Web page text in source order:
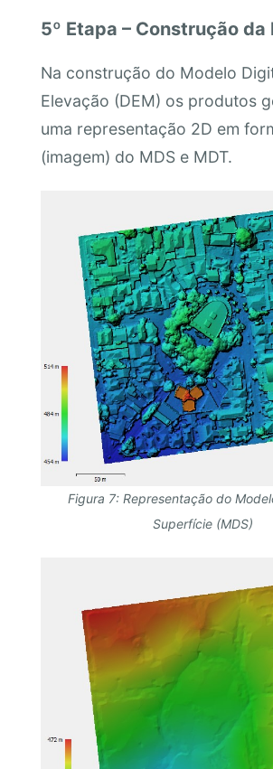
5º Etapa – Construção da
Na construção do Modelo
Elevação (DEM) os produtos
uma representação 2D em
(imagem) do MDS e MDT.
Figura 7: Representação do
Superfície (MDS)